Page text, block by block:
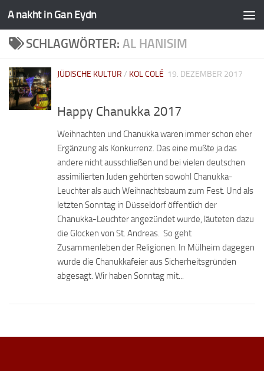
A nakht in Gan Eydn
SCHLAGWÖRTER: AL HANISIM
JÜDISCHE KULTUR / KOL COLÉ 19. DEZEMBER 2017
Happy Chanukka 2017
Weihnachten und Chanukka waren immer schon eher
Ergänzung als Konkurrenz. Das eine mußte ja das
andere nicht ausschließen und bei vielen deutschen
assimilierten Juden gehörten sowohl Chanukka-
Leuchter als auch Weihnachtsbaum zum Fest. Und als
letzten Sonntag in Düsseldorf öffentlich der
Chanukka-Leuchter angezündet wurde, läuteten dazu
die Glocken von St. Andreas. So geht
Zusammenleben der Religionen. In Mülheim dagegen
wurde die Chanukkafeier aus Sicherheitsgründen
abgesagt. Wir haben Sonntag mit...